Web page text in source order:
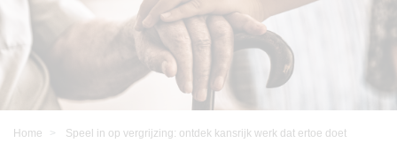
Home Speel in op vergrijzing: ontdek kansrijk werk dat ertoe doet